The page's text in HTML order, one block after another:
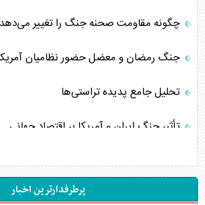
چگونه مقاومت صحنه جنگ را تغییر
جنگ رمضان و معضل حضور نظامیان
تحلیل جامع پدیده تراستی‌ها
تأثیر جنگ ایران و آمریکا بر اقتصاد جهانی
تخریب پل‌ها در اوکراین و فروپاشی روایت
اربعین، کابوس مشترک تل‌آویو-واشنگتن
پرطرفدارترین اخبار